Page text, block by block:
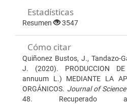
Estadísticas
Resumen 3547
Cómo citar
Quiñonez Bustos, J., Tandazo-
J. (2020). PRODUCCION
annuum L.) MEDIANTE LA
ORGÁNICOS. Journal of
48.